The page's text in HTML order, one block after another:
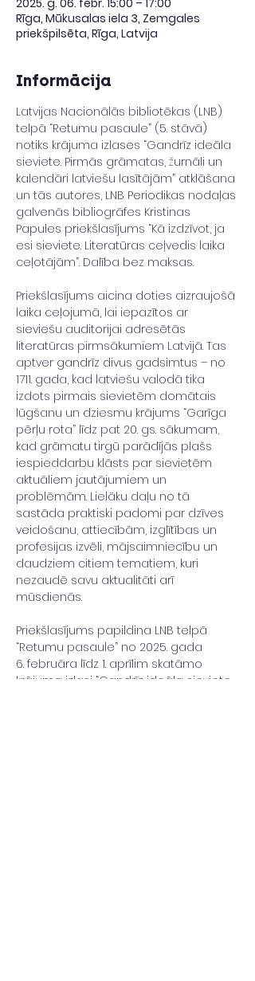
Rīga, Mūkusalas iela 3, Zemgales
priekšpilsēta, Rīga, Latvija
Informācija
Latvijas Nacionālās bibliotēkas (LNB)
telpā “Retumu pasaule” (5. stāvā)
notiks krājuma izlases “Gandrīz ideāla
sieviete. Pirmās grāmatas, žurnāli un
kalendāri latviešu lasītājām” atklāšana
un tās autores, LNB Periodikas nodaļas
galvenās bibliogrāfes Kristinas
Papules priekšlasījums “Kā izdzīvot, ja
esi sieviete. Literatūras ceļvedis laika
ceļotājām”. Dalība bez maksas.
Priekšlasījums aicina doties aizraujošā
laika ceļojumā, lai iepazītos ar
sieviešu auditorijai adresētās
literatūras pirmsākumiem Latvijā. Tas
aptver gandrīz divus gadsimtus – no
1711. gada, kad latviešu valodā tika
izdots pirmais sievietēm domātais
lūgšanu un dziesmu krājums “Garīga
pērļu rota” līdz pat 20. gs. sākumam,
kad grāmatu tirgū parādījās plašs
iespieddarbu klāsts par sievietēm
aktuāliem jautājumiem un
problēmām. Lielāku daļu no tā
sastāda praktiski padomi par dzīves
veidošanu, attiecībām, izglītības un
profesijas izvēli, mājsaimniecību un
daudziem citiem tematiem, kuri
nezaudē savu aktualitāti arī
mūsdienās.
Priekšlasījums papildina LNB telpā
“Retumu pasaule” no 2025. gada
6. februāra līdz 1. aprīlim skatāmo
krājuma izlasi “Gandrīz ideāla sieviete.